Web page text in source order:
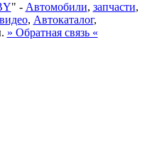
" - Автомобили, запчасти,
, Автокаталог,
» Обратная связь «